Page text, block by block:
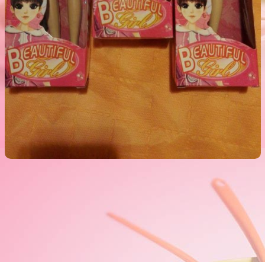
عروسک باربی کادو 2000 فروش
5000 فروش